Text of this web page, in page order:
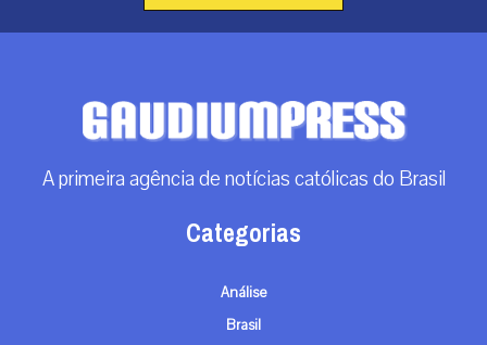
A primeira agência de notícias católicas do Brasil
Categorias
Análise
Brasil